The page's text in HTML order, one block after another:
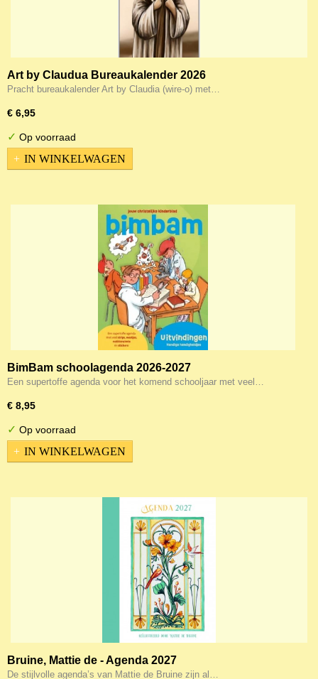
Art by Claudua Bureaukalender 2026
Pracht bureaukalender Art by Claudia (wire-o) met…
€ 6,95
✓ Op voorraad
IN WINKELWAGEN
BimBam schoolagenda 2026-2027
Een supertoffe agenda voor het komend schooljaar met veel…
€ 8,95
✓ Op voorraad
IN WINKELWAGEN
Bruine, Mattie de - Agenda 2027
De stijlvolle agenda’s van Mattie de Bruine zijn al…